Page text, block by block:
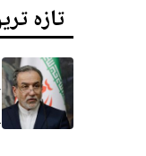
تازہ